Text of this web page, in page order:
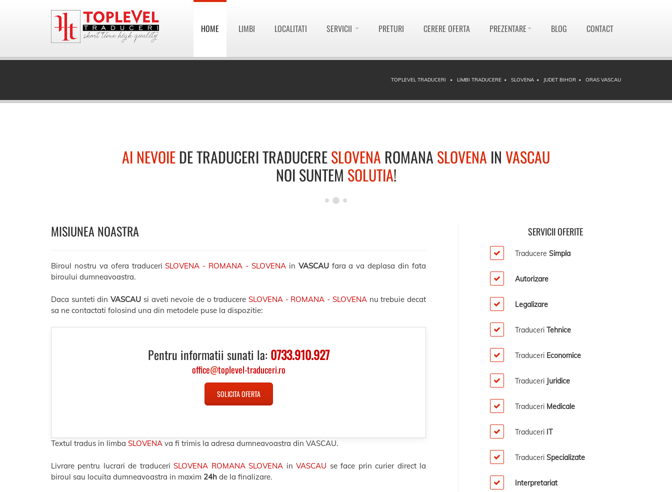
HOME LIMBI LOCALITATI SERVICII PRETURI CERERE OFERTA PREZENTARE BLOG CONTACT
TOPLEVEL TRADUCERI LIMBI TRADUCERE SLOVENA JUDET BIHOR ORAS VASCAU
AI NEVOIE DE TRADUCERI TRADUCERESLOVENA ROMANA SLOVENA IN VASCAU
NOI SUNTEM SOLUTIA!
MISIUNEA NOASTRA
Biroul nostru va ofera traduceriSLOVENA - ROMANA - SLOVENA in VASCAUfara a va deplasa din fata
biroului dumneavoastra.
Daca sunteti dinVASCAU si aveti nevoie de o traducereSLOVENA - ROMANA - SLOVENAnu trebuie decat
sa ne contactati folosind una din metodele puse la dispozitie:
Pentru informatii sunati la: 0733.910.927
office@toplevel-traduceri.ro
SOLICITA OFERTA
Textul tradus in limba SLOVENA va fi trimis la adresa dumneavoastra din VASCAU.
Livrare pentru lucrari de traduceriSLOVENA ROMANA SLOVENA inVASCAU se face prin curier direct la
biroul sau locuita dumneavoastra in maxim 24h de la finalizare.
SERVICII OFERITE
Traducere Simpla
Autorizare
Legalizare
Traduceri Tehnice
Traduceri Economice
Traduceri Juridice
Traduceri Medicale
Traduceri IT
Traduceri Specializate
Interpretariat